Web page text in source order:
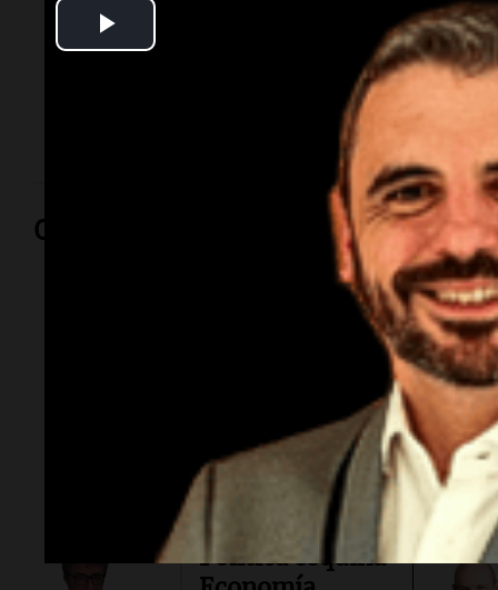
El hallazgo se produjo este mediodía en la zona del
Puerto de Santa Fe. La Justicia busca determinar si
corresponde al hombre de 32 años que era
intensamente buscado desde el jueves tras caer al
Opinión
Política esquina
Por
Federico
Albarenque